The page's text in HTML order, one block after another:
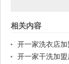
相关内容
开一家洗衣店
开一家干洗加